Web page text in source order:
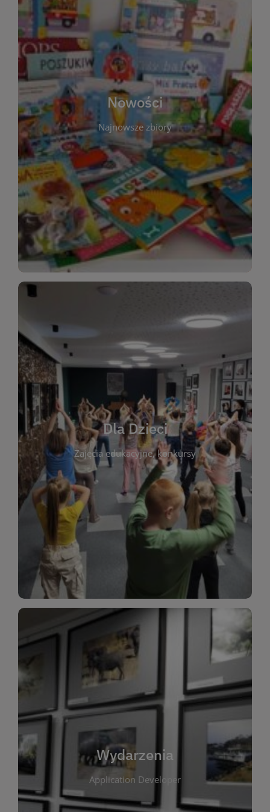
Nowości
Najnowsze zbiory
W tej sekcji prezentujemy najnowsze książki,
audiobooki oraz filmy, które właśnie trafiły do
zbiorów Miejskiej Biblioteki Publicznej w
Starachowicach. Regularnie aktualizujemy listę,
aby Czytelnicy mogli na bieżąco odkrywać świeże
tytuły i najciekawsze premiery wydawnicze. Każda
pozycja opatrzona jest krótkim opisem i
informacją o dostępności w katalogu. Zachęcamy
do częstych odwiedzin – nowości pojawiają się
niemal każdego tygodnia! Dzięki tej zakładce
zawsze będziesz wiedzieć, co warto przeczytać
jako pierwsze.
WIĘCEJ
Dla Dzieci
Zajęcia edukacyjne, konkursy
Dla Dzieci
To miejsce stworzone z myślą o najmłodszych
czytelnikach i ich rodzicach. Znajdziesz tu
informacje o zajęciach edukacyjnych, konkursach
plastycznych i spotkaniach z autorami książek dla
dzieci. Biblioteka oferuje bogaty wybór bajek,
opowiadań i lektur szkolnych, a także przyjazny
kącik do wspólnego czytania. Pragniemy
rozbudzać miłość do książek od najmłodszych lat.
Zapraszamy do wspólnej zabawy i odkrywania
świata literatury!
WIĘCEJ
Wydarzenia
Application Developer
Wydarzenia
W tej zakładce publikujemy informacje o
wszystkich wydarzeniach organizowanych przez
bibliotekę. Znajdziesz tu zapowiedzi spotkań
autorskich, warsztatów, prelekcji i zajęć
tematycznych dla różnych grup wiekowych. Każde
wydarzenie ma na celu promowanie kultury
czytelniczej oraz integrację społeczności lokalnej.
Dzięki kalendarzowi wydarzeń możesz łatwo